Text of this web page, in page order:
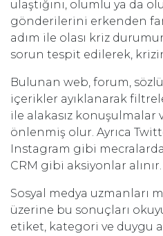
ulaştığını, olumlu ya da
gönderilerini erkenden
adım ile olası kriz
sorun tespit edilerek,
Bulunan web, forum,
içerikler ayıklanarak
ile alakasız konuşulmalar
önlenmiş olur. Ayrıca
Instagram gibi
CRM gibi aksiyonlar alınır.
Sosyal medya uzmanları
üzerine bu sonuçları
etiket, kategori ve duygu